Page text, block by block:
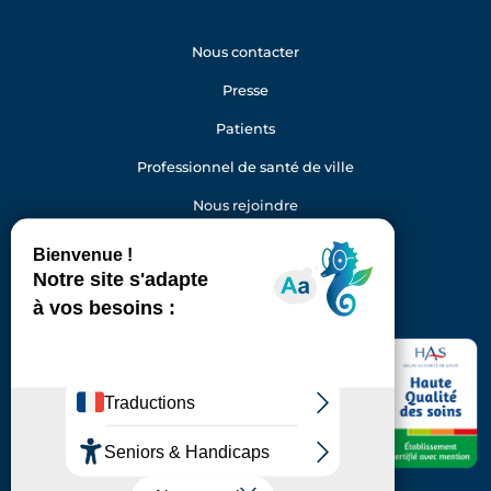
92150 Suresnes
Standard : 01 46 25 20 00
Nous contacter
Presse
Patients
Professionnel de santé de ville
Nous rejoindre
LinkedInInstagram